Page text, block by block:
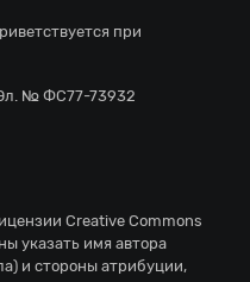
при
№ ФС77-73932
Creative Commons
указать имя автора
и стороны атрибуции,